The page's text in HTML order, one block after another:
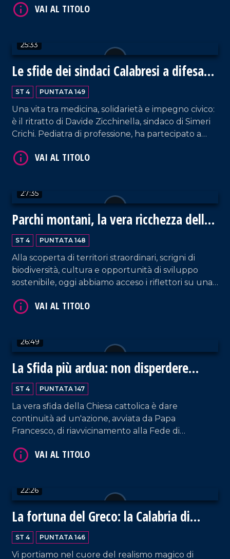
tante e complesse sfide del mondo odierno che la
25:33
Le sfide dei sindaci Calabresi a difesa
dei territori
ST 4 PUNTATA 149
Una vita tra medicina, solidarietà e impegno civico:
è il ritratto di Davide Zicchinella, sindaco di Simeri
Crichi. Pediatra di professione, ha partecipato a
raccontato le sfide quotidiane di amministrare un
27:35
Parchi montani, la vera ricchezza della
Calabria
ST 4 PUNTATA 148
Alla scoperta di territori straordinari, scrigni di
biodiversità, cultura e opportunità di sviluppo
sostenibile, oggi abbiamo acceso i riflettori su una
studio Noemi Guzzo, guida ufficiale del Parco
26:49
La Sfida più ardua: non disperdere
l'eredità di Francesco
ST 4 PUNTATA 147
La vera sfida della Chiesa cattolica è dare
continuità ad un'azione, avviata da Papa
Francesco, di riavvicinamento alla Fede di
ogni angolo della terra. Ospite in studio
funerali di Jorge Mario Bergoglio.
22:26
La fortuna del Greco: la Calabria di
Vincenzo Reale
ST 4 PUNTATA 146
Vi portiamo nel cuore del realismo magico di
VAI AL TITOLO
VAI AL TITOLO
VAI AL TITOLO
VAI AL TITOLO